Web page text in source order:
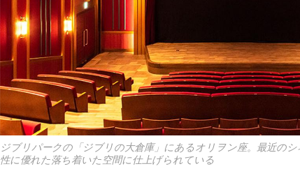
ジブリパークの「ジブリの大倉庫」にあるオリヲン座。最近の
性に優れた落ち着いた空間に仕上げられている